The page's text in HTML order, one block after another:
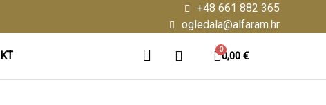
+48 661 882 365
ogledala@alfaram.hr
0,00 €